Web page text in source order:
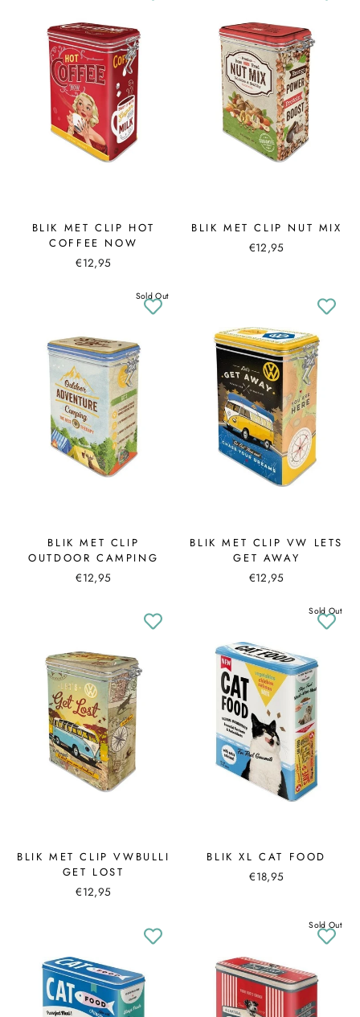
BLIK MET CLIP HOT
COFFEE NOW
€12,95
BLIK MET CLIP NUT MIX
€12,95
Sold Out
BLIK MET CLIP
OUTDOOR CAMPING
€12,95
BLIK MET CLIP VW LETS
GET AWAY
€12,95
BLIK MET CLIP VWBULLI
GET LOST
€12,95
Sold Out
BLIK XL CAT FOOD
€18,95
Sold Out